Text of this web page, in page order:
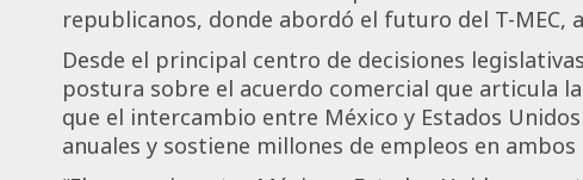
republicanos, donde abordó el futuro del T-MEC,
Desde el principal centro de decisiones
postura sobre el acuerdo comercial que articula
que el intercambio entre México y Estados
anuales y sostiene millones de empleos en ambos